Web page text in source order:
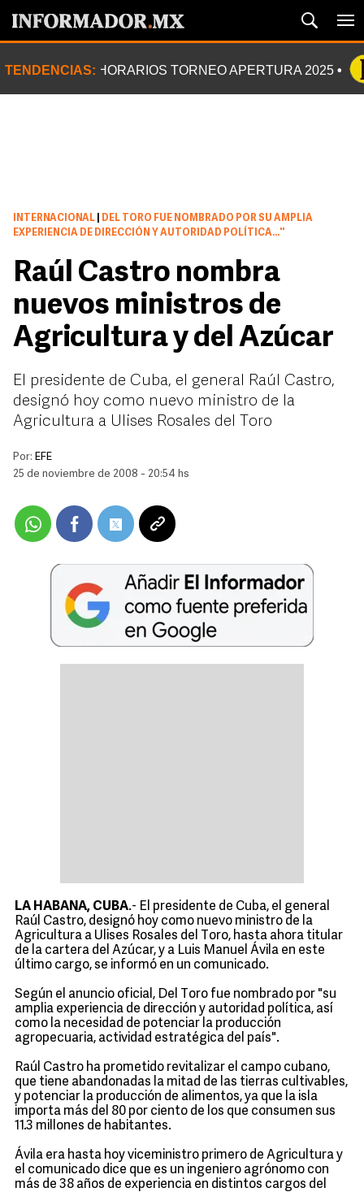
TENDENCIAS: HORARIOS TORNEO APERTURA 2025
INTERNACIONAL
DEL TORO FUE NOMBRADO POR SU AMPLIA
EXPERIENCIA DE DIRECCIÓN Y AUTORIDAD POLÍTICA...''
Raúl Castro nombra
nuevos ministros de
Agricultura y del Azúcar
El presidente de Cuba, el general Raúl Castro,
designó hoy como nuevo ministro de la
Agricultura a Ulises Rosales del Toro
Por: EFE
25 de noviembre de 2008 - 20:54 hs
LA HABANA, CUBA.- El presidente de Cuba, el general
Raúl Castro, designó hoy como nuevo ministro de la
Agricultura a Ulises Rosales del Toro, hasta ahora titular
de la cartera del Azúcar, y a Luis Manuel Ávila en este
último cargo, se informó en un comunicado.
Según el anuncio oficial, Del Toro fue nombrado por "su
amplia experiencia de dirección y autoridad política, así
como la necesidad de potenciar la producción
agropecuaria, actividad estratégica del país".
Raúl Castro ha prometido revitalizar el campo cubano,
que tiene abandonadas la mitad de las tierras cultivables,
y potenciar la producción de alimentos, ya que la isla
importa más del 80 por ciento de los que consumen sus
11.3 millones de habitantes.
Ávila era hasta hoy viceministro primero de Agricultura y
el comunicado dice que es un ingeniero agrónomo con
más de 38 años de experiencia en distintos cargos del